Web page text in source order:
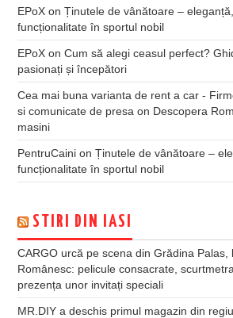
EPoX onȚinutele de vânătoare –
funcționalitate în sportul nobil
EPoX onCum să alegi ceasul perfect?
pasionați și începători
Cea mai buna varianta de rent a car -
si comunicate de presa on Descopera
masini
PentruCaini onȚinutele de vânătoare –
funcționalitate în sportul nobil
STIRI DIN IASI
CARGO urcă pe scena din Grădina Palas,
Românesc: pelicule consacrate,
prezența unor invitați speciali
MR.DIY a deschis primul magazin din